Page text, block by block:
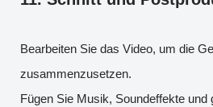
Bearbeiten Sie das Video, um die
zusammenzusetzen.
Fügen Sie Musik, Soundeffekte und